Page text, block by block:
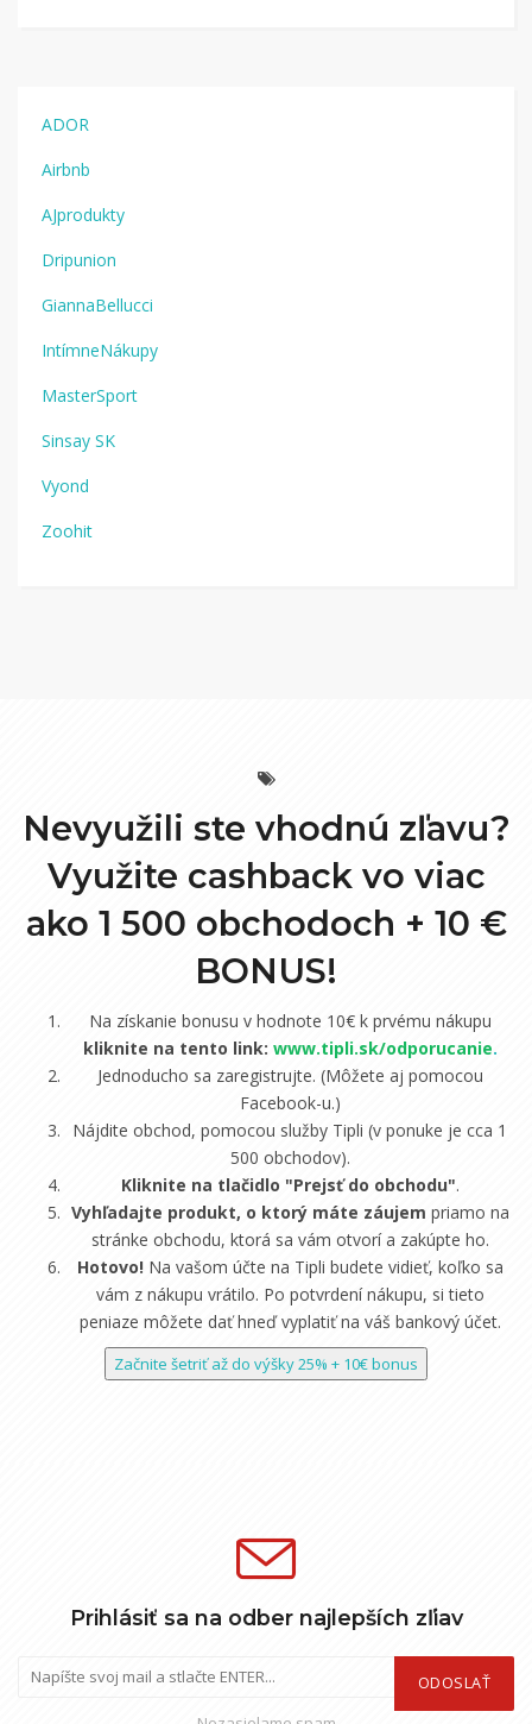
ADOR
Airbnb
AJprodukty
Dripunion
GiannaBellucci
IntímneNákupy
MasterSport
Sinsay SK
Vyond
Zoohit
Nevyužili ste vhodnú zľavu?
Využite cashback vo viac
ako 1 500 obchodoch + 10 €
BONUS!
Na získanie bonusu v hodnote 10€ k prvému nákupu
kliknite na tento link: www.tipli.sk/odporucanie.
Jednoducho sa zaregistrujte. (Môžete aj pomocou
Facebook-u.)
Nájdite obchod, pomocou služby Tipli (v ponuke je cca 1
500 obchodov).
Kliknite na tlačidlo "Prejsť do obchodu".
Vyhľadajte produkt, o ktorý máte záujem priamo na
stránke obchodu, ktorá sa vám otvorí a zakúpte ho.
Hotovo! Na vašom účte na Tipli budete vidieť, koľko sa
vám z nákupu vrátilo. Po potvrdení nákupu, si tieto
peniaze môžete dať hneď vyplatiť na váš bankový účet.
Začnite šetriť až do výšky 25% + 10€ bonus
Prihlásiť sa na odber najlepších zľiav
ODOSLAŤ